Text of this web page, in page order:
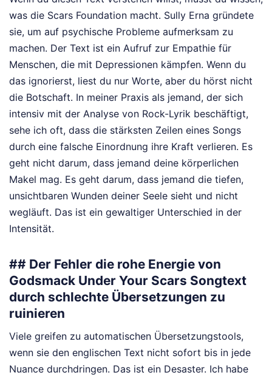
was die Scars Foundation macht. Sully Erna gründete
sie, um auf psychische Probleme aufmerksam zu
machen. Der Text ist ein Aufruf zur Empathie für
Menschen, die mit Depressionen kämpfen. Wenn du
das ignorierst, liest du nur Worte, aber du hörst nicht
die Botschaft. In meiner Praxis als jemand, der sich
intensiv mit der Analyse von Rock-Lyrik beschäftigt,
sehe ich oft, dass die stärksten Zeilen eines Songs
durch eine falsche Einordnung ihre Kraft verlieren. Es
geht nicht darum, dass jemand deine körperlichen
Makel mag. Es geht darum, dass jemand die tiefen,
unsichtbaren Wunden deiner Seele sieht und nicht
wegläuft. Das ist ein gewaltiger Unterschied in der
Intensität.
## Der Fehler die rohe Energie von
Godsmack Under Your Scars Songtext
durch schlechte Übersetzungen zu
ruinieren
Viele greifen zu automatischen Übersetzungstools,
wenn sie den englischen Text nicht sofort bis in jede
Nuance durchdringen. Das ist ein Desaster. Ich habe